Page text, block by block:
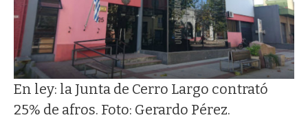
En ley: la Junta de Cerro Largo contrató
25% de afros. Foto: Gerardo Pérez.